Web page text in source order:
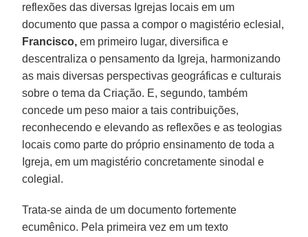
reflexões das diversas Igrejas locais em um
documento que passa a compor o magistério eclesial,
Francisco, em primeiro lugar, diversifica e
descentraliza o pensamento da Igreja, harmonizando
as mais diversas perspectivas geográficas e culturais
sobre o tema da Criação. E, segundo, também
concede um peso maior a tais contribuições,
reconhecendo e elevando as reflexões e as teologias
locais como parte do próprio ensinamento de toda a
Igreja, em um magistério concretamente sinodal e
colegial.
Trata-se ainda de um documento fortemente
ecumênico. Pela primeira vez em um texto